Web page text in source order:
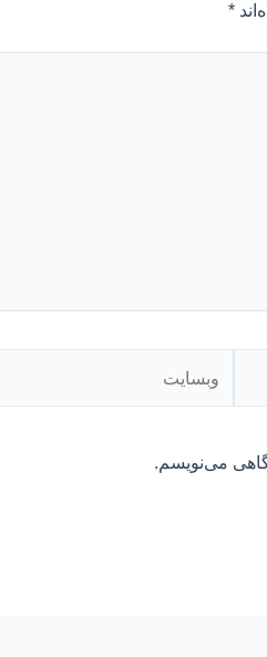
*
می‌نویسم.